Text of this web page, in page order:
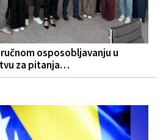
osposobljavanju u
za pitanja…